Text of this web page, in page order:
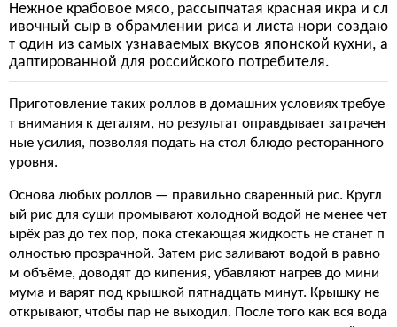
Нежное крабовое мясо, рассыпчатая красная икра и сл
ивочный сыр в обрамлении риса и листа нори создаю
т один из самых узнаваемых вкусов японской кухни, а
даптированной для российского потребителя.
Приготовление таких роллов в домашних условиях требуе
т внимания к деталям, но результат оправдывает затрачен
ные усилия, позволяя подать на стол блюдо ресторанного
уровня.
Основа любых роллов — правильно сваренный рис. Кругл
ый рис для суши промывают холодной водой не менее чет
ырёх раз до тех пор, пока стекающая жидкость не станет п
олностью прозрачной. Затем рис заливают водой в равно
м объёме, доводят до кипения, убавляют нагрев до мини
мума и варят под крышкой пятнадцать минут. Крышку не
открывают, чтобы пар не выходил. После того как вся вода